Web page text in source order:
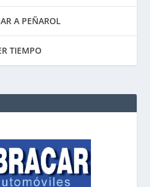
A PEÑAROL
TIEMPO